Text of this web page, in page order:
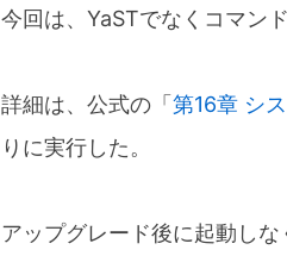
今回は、YaSTでなくコマン
詳細は、公式の「 第16章 シ
りに実行した。
アップグレード後に起動し